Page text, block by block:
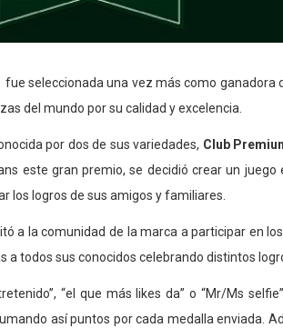
seleccionada una vez más como ganadora
del mundo por su calidad y excelencia.
por dos de sus variedades, Club
este gran premio, se decidió crear un juego
los logros de sus amigos y familiares.
a la comunidad de la marca a participar en
a todos sus conocidos celebrando distintos
“el que más likes da” o “Mr/Ms
así puntos por cada medalla enviada.